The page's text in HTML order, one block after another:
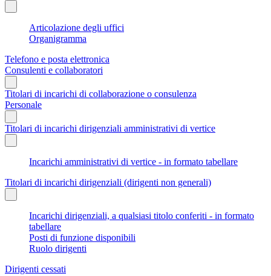
Articolazione degli uffici
Organigramma
Telefono e posta elettronica
Consulenti e collaboratori
Titolari di incarichi di collaborazione o consulenza
Personale
Titolari di incarichi dirigenziali amministrativi di vertice
Incarichi amministrativi di vertice - in formato tabellare
Titolari di incarichi dirigenziali (dirigenti non generali)
Incarichi dirigenziali, a qualsiasi titolo conferiti - in formato
tabellare
Posti di funzione disponibili
Ruolo dirigenti
Dirigenti cessati